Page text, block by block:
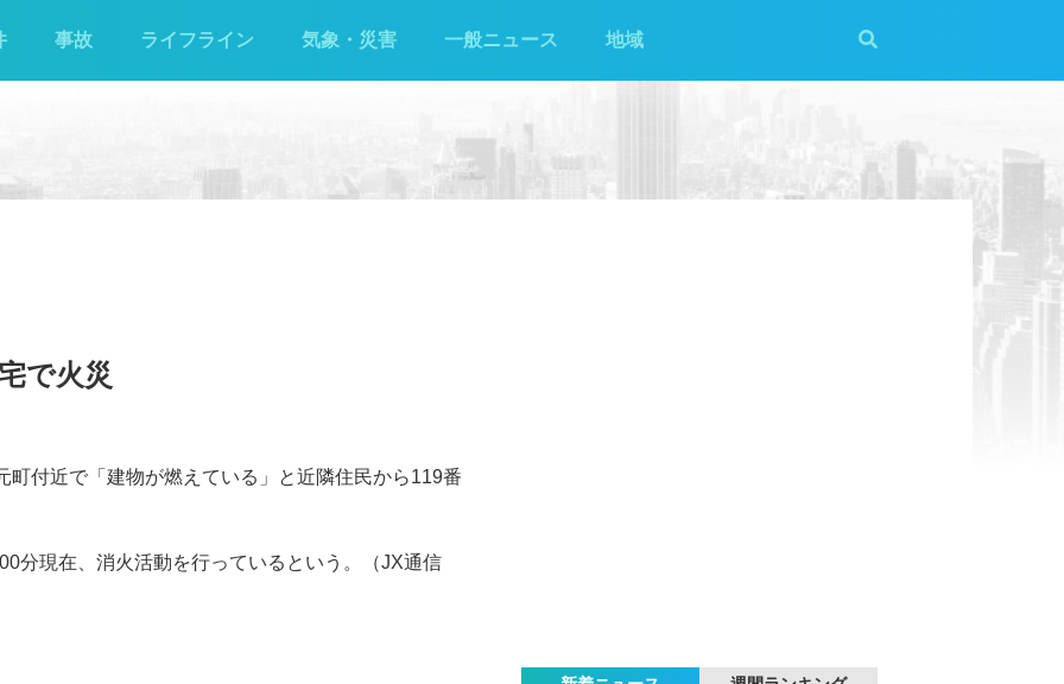
事故 ライフライン 気象・災害 一般ニュース 地域
で火災
付近で「建物が燃えている」と近隣住民から119番
分現在、消火活動を行っているという。（JX通信